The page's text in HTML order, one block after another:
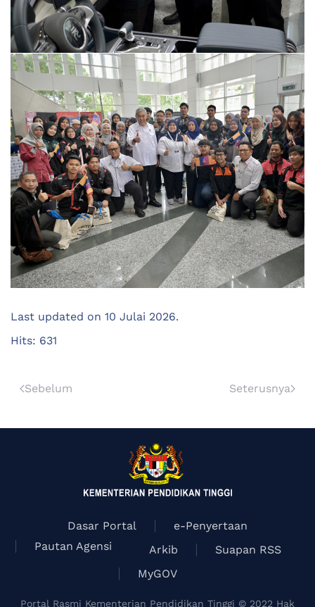
Last updated on 10 Julai 2026.
Hits: 631
Sebelum Seterusnya
Dasar Portal
e-Penyertaan
Pautan Agensi
Arkib
Suapan RSS
MyGOV
Portal Rasmi Kementerian Pendidikan Tinggi © 2022 Hak